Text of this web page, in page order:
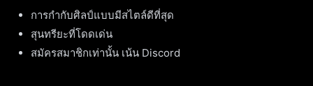
การกำกับศิลป์แบบมีสไตล์ดีที่สุด
สุนทรียะที่โดดเด่น
สมัครสมาชิกเท่านั้น เน้น Discord